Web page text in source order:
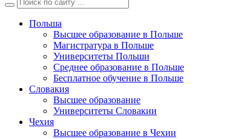
Польша
Высшее образование в Польше
Магистратура в Польше
Университеты Польши
Среднее образование в Польше
Бесплатное обучение в Польше
Словакия
Высшее образование
Университеты Словакии
Чехия
Высшее образование в Чехии